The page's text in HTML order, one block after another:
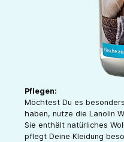
Pflegen:
Möchtest Du es
haben, nutze die Lanolin
Sie enthält natürliches
pflegt Deine Kleidung